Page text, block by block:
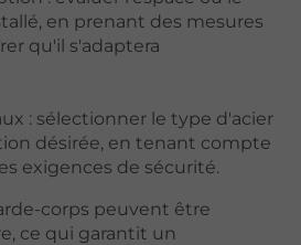
en prenant des mesures
qu'il s'adaptera
: sélectionner le type d'acier
désirée, en tenant compte
exigences de sécurité.
corps peuvent être
ce qui garantit un